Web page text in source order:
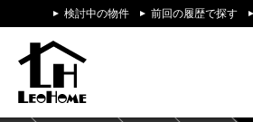
検討中の物件 前回の履歴で探す